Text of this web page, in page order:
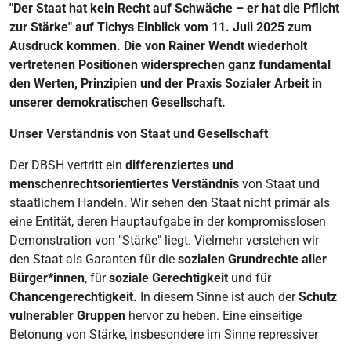
"Der Staat hat kein Recht auf Schwäche – er hat die Pflicht
zur Stärke" auf Tichys Einblick vom 11. Juli 2025 zum
Ausdruck kommen. Die von Rainer Wendt wiederholt
vertretenen Positionen widersprechen ganz fundamental
den Werten, Prinzipien und der Praxis Sozialer Arbeit in
unserer demokratischen Gesellschaft.
Unser Verständnis von Staat und Gesellschaft
Der DBSH vertritt ein differenziertes und
menschenrechtsorientiertes Verständnis von Staat und
staatlichem Handeln. Wir sehen den Staat nicht primär als
eine Entität, deren Hauptaufgabe in der kompromisslosen
Demonstration von "Stärke" liegt. Vielmehr verstehen wir
den Staat als Garanten für die sozialen Grundrechte aller
Bürger*innen, fürsoziale Gerechtigkeit und für
Chancengerechtigkeit. In diesem Sinne ist auch derSchutz
vulnerabler Gruppen hervor zu heben. Eine einseitige
Betonung von Stärke, insbesondere im Sinne repressiver